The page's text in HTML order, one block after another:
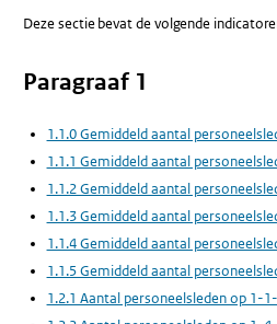
Deze sectie bevat de volgende
Paragraaf 1
1.1.0 Gemiddeld aantal
1.1.1 Gemiddeld aantal
1.1.2 Gemiddeld aantal
1.1.3 Gemiddeld aantal
1.1.4 Gemiddeld aantal
1.1.5 Gemiddeld aantal
1.2.1 Aantal personeelsleden op 1-